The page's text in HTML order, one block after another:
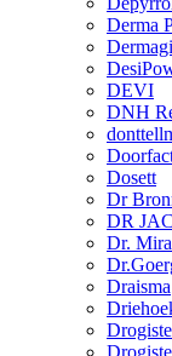
Derma
DEVI
DNH
Dosett
Dr
DR
Dr.
Draisma